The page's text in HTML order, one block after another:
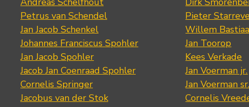
Petrus van Schendel
Jan Jacob Schenkel
Johannes Franciscus Spohler
Jan Jacob Spohler
Jacob Jan Coenraad Spohler
Cornelis Springer
Jacobus van der Stok
Pieter
Willem
Jan Toorop
Kees Verkade
Jan Voerman jr.
Jan Voerman sr.
Cornelis